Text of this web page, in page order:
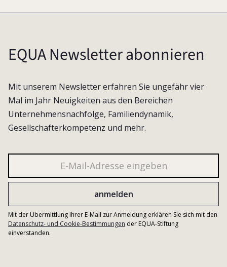
EQUA Newsletter abonnieren
Mit unserem Newsletter erfahren Sie ungefähr vier
Mal im Jahr Neuigkeiten aus den Bereichen
Unternehmensnachfolge, Familiendynamik,
Gesellschafterkompetenz und mehr.
Mit der Übermittlung Ihrer E-Mail zur Anmeldung erklären Sie sich mit den
Datenschutz- und Cookie-Bestimmungen der EQUA-Stiftung
einverstanden.